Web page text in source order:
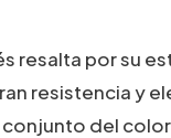
hasta
38,90€
resalta por su
resistencia y
conjunto del